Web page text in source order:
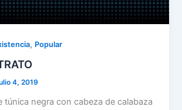
, Popular
4, 2019
túnica negra con cabeza de calabaza